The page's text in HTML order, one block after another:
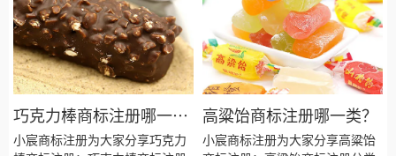
巧克力棒商标注册哪一
类？
小宸商标注册为大家分享巧克力
高粱饴商标注册哪一类？
小宸商标注册为大家分享高粱饴